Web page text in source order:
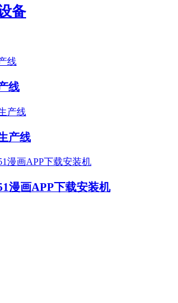
备
线
产线
漫画APP下载安装机